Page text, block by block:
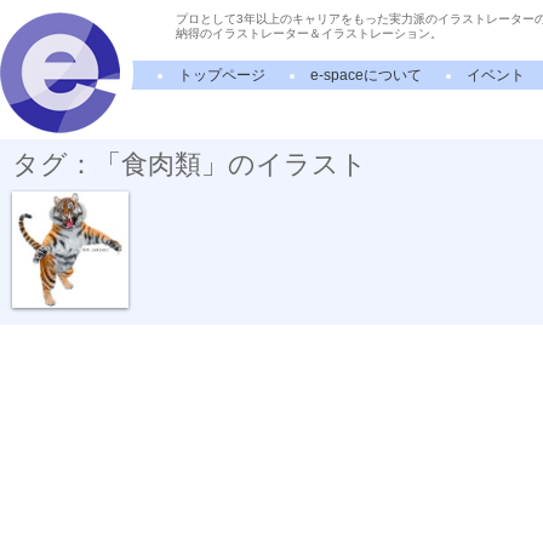
プロとして3年以上のキャリアをもった実力派のイラストレーター
納得のイラストレーター＆イラストレーション。
トップページ e-spaceについて イベント
タグ：「食肉類」のイラスト
動物リアルイ...